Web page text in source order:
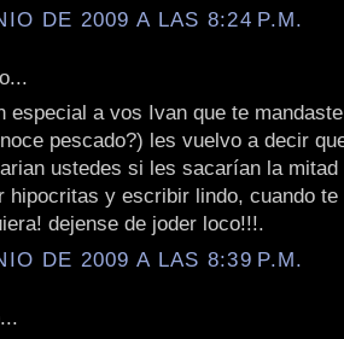
DE 2009 A LAS 8:24 P.M.
especial a vos Ivan que te
pescado?) les vuelvo a decir
ustedes si les sacarían la mitad
hipocritas y escribir lindo, cuando
dejense de joder loco!!!.
DE 2009 A LAS 8:39 P.M.